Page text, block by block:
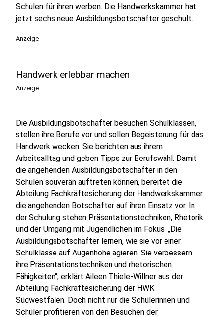
Schulen für ihren werben. Die Handwerkskammer hat
jetzt sechs neue Ausbildungsbotschafter geschult.
Anzeige
Handwerk erlebbar machen
Anzeige
Die Ausbildungsbotschafter besuchen Schulklassen,
stellen ihre Berufe vor und sollen Begeisterung für das
Handwerk wecken. Sie berichten aus ihrem
Arbeitsalltag und geben Tipps zur Berufswahl. Damit
die angehenden Ausbildungsbotschafter in den
Schulen souverän auftreten können, bereitet die
Abteilung Fachkräftesicherung der Handwerkskammer
die angehenden Botschafter auf ihren Einsatz vor. In
der Schulung stehen Präsentationstechniken, Rhetorik
und der Umgang mit Jugendlichen im Fokus. „Die
Ausbildungsbotschafter lernen, wie sie vor einer
Schulklasse auf Augenhöhe agieren. Sie verbessern
ihre Präsentationstechniken und rhetorischen
Fähigkeiten“, erklärt Aileen Thiele-Willner aus der
Abteilung Fachkräftesicherung der HWK
Südwestfalen. Doch nicht nur die Schülerinnen und
Schüler profitieren von den Besuchen der